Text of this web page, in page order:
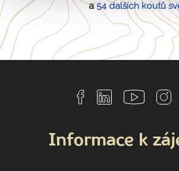
a54 dalších koutů
Informace k